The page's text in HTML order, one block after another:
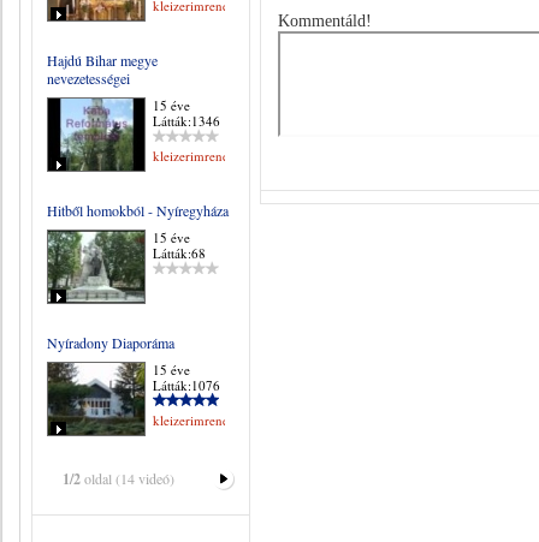
kleizerimrene
Hajdú Bihar megye
nevezetességei
15 éve
Látták:1346
kleizerimrene
Hitből homokból - Nyíregyháza
15 éve
Látták:68
Nyíradony Diaporáma
15 éve
Látták:1076
kleizerimrene
1/2oldal (14 videó)
Kommentáld!